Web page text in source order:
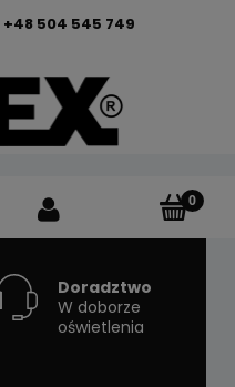
+48 504 545 749
Doradztwo
W doborze
oświetlenia